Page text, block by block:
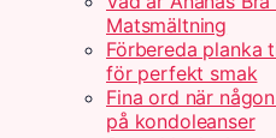
Matsmältning
Förbereda planka
för perfekt smak
Fina ord när
på kondoleanser